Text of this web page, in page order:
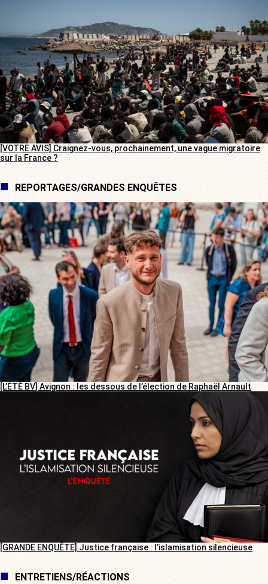
[VOTRE AVIS] Craignez-vous, prochainement, une vague migratoire
sur la France ?
REPORTAGES/GRANDES ENQUÊTES
[L’ÉTÉ BV] Avignon : les dessous de l’élection de Raphaël Arnault
[GRANDE ENQUÊTE] Justice française : l’islamisation silencieuse
ENTRETIENS/RÉACTIONS